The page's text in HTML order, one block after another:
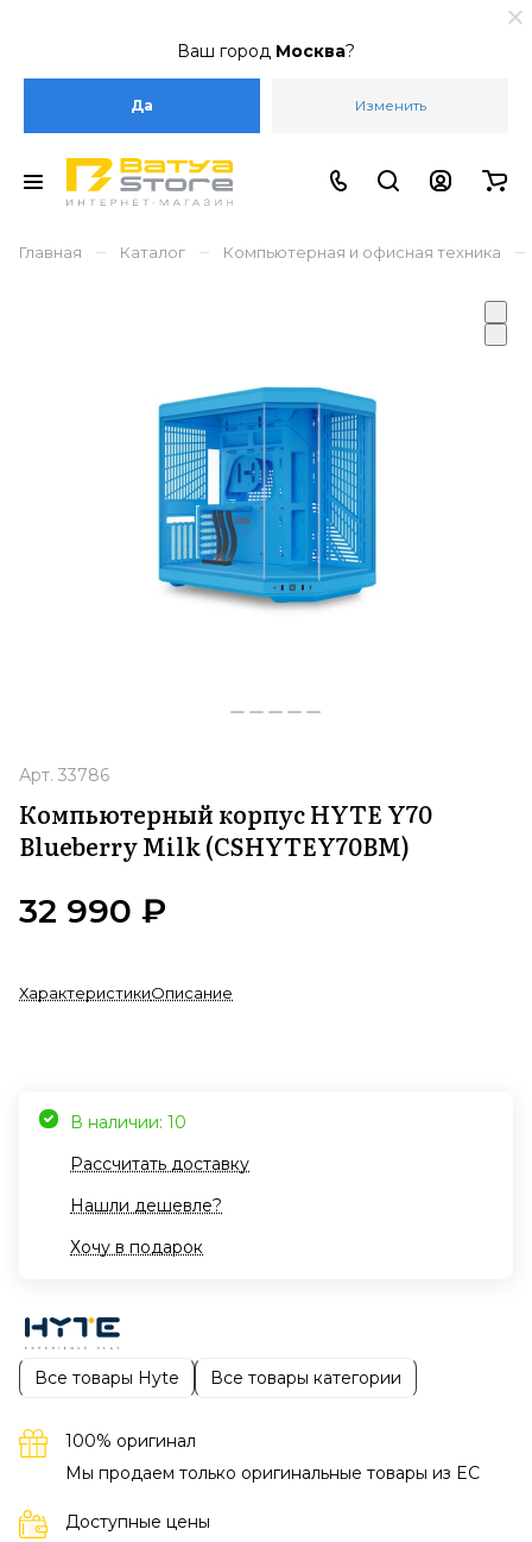
Ваш город Москва?
Да Изменить
Главная – Каталог – Компьютерная и офисная техника –
Арт. 33786
Компьютерный корпус HYTE Y70
Blueberry Milk (CSHYTEY70BM)
32 990 ₽
ХарактеристикиОписание
В наличии: 10
Рассчитать доставку
Нашли дешевле?
Хочу в подарок
Все товары Hyte Все товары категории
100% оригинал
Мы продаем только оригинальные товары из EC
Доступные цены